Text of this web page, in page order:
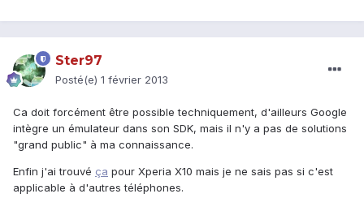
Ster97
Posté(e) 1 février 2013
Ca doit forcément être possible techniquement, d'ailleurs Google
intègre un émulateur dans son SDK, mais il n'y a pas de solutions
"grand public" à ma connaissance.
Enfin j'ai trouvé ça pour Xperia X10 mais je ne sais pas si c'est
applicable à d'autres téléphones.